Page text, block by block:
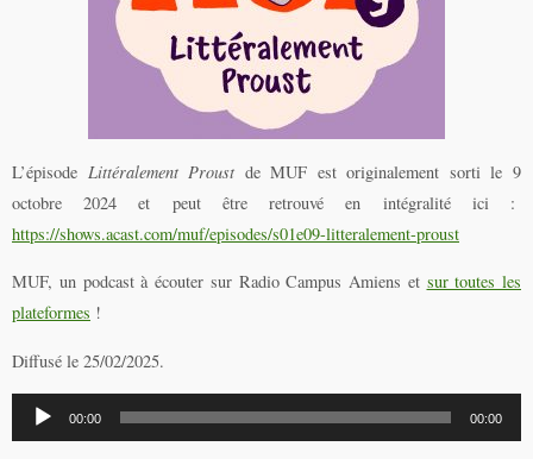
L’épisode Littéralement Proust de MUF est originalement sorti le 9
octobre 2024 et peut être retrouvé en intégralité ici :
https://shows.acast.com/muf/episodes/s01e09-litteralement-proust
MUF, un podcast à écouter sur Radio Campus Amiens et sur toutes les
plateformes !
Diffusé le 25/02/2025.
Lecteur
audio
00:00 00:00